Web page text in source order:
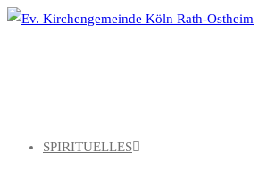
Zum
SPIRITUELLES